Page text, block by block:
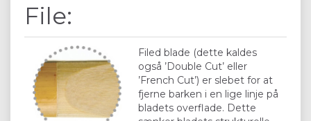
File:
Filed blade (dette kaldes
også ’Double Cut’ eller
’French Cut’) er slebet for at
fjerne barken i en lige linje på
bladets overflade. Dette